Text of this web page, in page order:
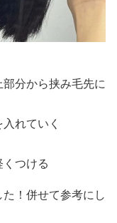
分から挟み毛先に
れていく
つける
！併せて参考にし